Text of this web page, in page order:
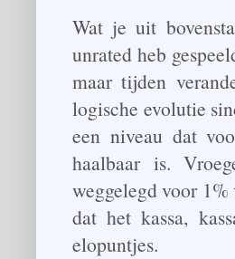
Wat je uit
unrated heb
maar tijden
logische evolutie
een niveau dat
haalbaar is.
weggelegd voor
dat het kassa,
elopuntjes.